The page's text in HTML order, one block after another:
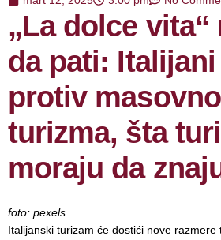
„La dolce vita“
da pati:
protiv
turizma, šta
moraju da
foto: pexels
Italijanski turizam će dostići nove razmere